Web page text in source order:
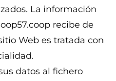
La información
recibe de
Web es tratada con
datos al fichero